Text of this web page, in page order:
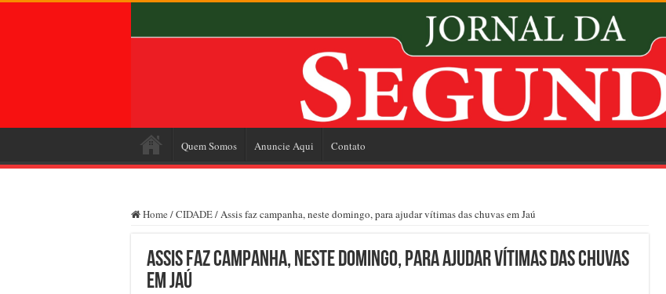
Quem Somos Anuncie Aqui Contato
Home /CIDADE/Assis faz campanha, neste domingo, para ajudar vítimas das chuvas em Jaú
Assis faz campanha, neste domingo, para ajudar vítimas das chuvas
em Jaú